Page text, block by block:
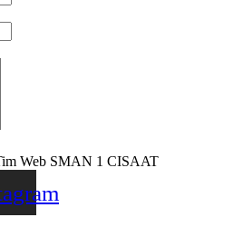
Web SMAN 1 CISAAT